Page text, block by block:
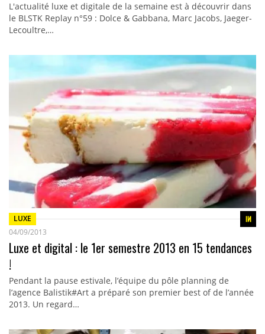
L'actualité luxe et digitale de la semaine est à découvrir dans
le BLSTK Replay n°59 : Dolce & Gabbana, Marc Jacobs, Jaeger-
Lecoultre,…
LUXE
04/09/2013
Luxe et digital : le 1er semestre 2013 en 15 tendances
!
Pendant la pause estivale, l’équipe du pôle planning de
l’agence Balistik#Art a préparé son premier best of de l’année
2013. Un regard…